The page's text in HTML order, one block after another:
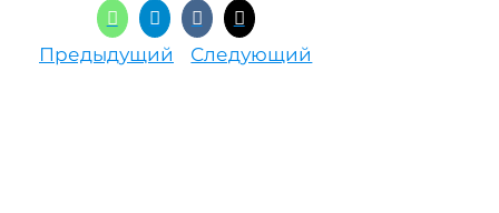
Предыдущий Следующий